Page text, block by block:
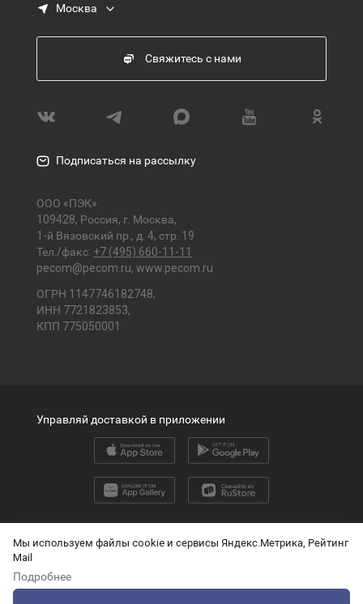
Мы используем файлы cookie и сервисы Яндекс.Метрика, Рейтинг
Mail
Подробнее
Москва
Свяжитесь с нами
Подписаться на рассылку
ООО «ПЭК»
109428, Россия, г. Москва,
1-й Вязовский пр., д. 4, стр. 19
Тел./факс: +7 (495) 660-11-11
pecom@pecom.ru, www.pecom.ru
ОГРН 1147746182748,
ИНН 7721823853,
КПП 775050001
2026 © ООО «ПЭК»
О защите персональных данных
Управляй доставкой в приложении